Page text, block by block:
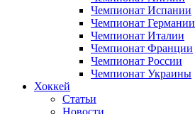
Чемпионат Испании
Чемпионат Германии
Чемпионат Италии
Чемпионат Франции
Чемпионат России
Чемпионат Украины
Хоккей
Статьи
Новости